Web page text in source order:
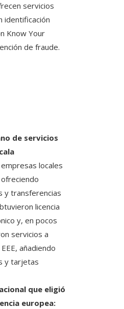
servicios
identificación
Know Your
de fraude.
de servicios
empresas locales
y transferencias
licencia
y, en pocos
servicios a
añadiendo
y tarjetas
que eligió
europea: